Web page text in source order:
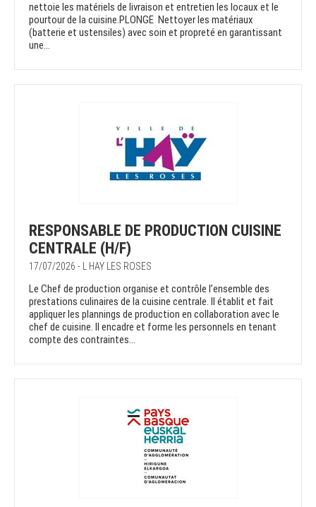
nettoie les matériels de livraison et entretien les locaux et le
pourtour de la cuisine.PLONGE Nettoyer les matériaux
(batterie et ustensiles) avec soin et propreté en garantissant
une...
RESPONSABLE DE PRODUCTION CUISINE
CENTRALE (H/F)
17/07/2026 - L HAY LES ROSES
Le Chef de production organise et contrôle l’ensemble des
prestations culinaires de la cuisine centrale. Il établit et fait
appliquer les plannings de production en collaboration avec le
chef de cuisine. Il encadre et forme les personnels en tenant
compte des contraintes...